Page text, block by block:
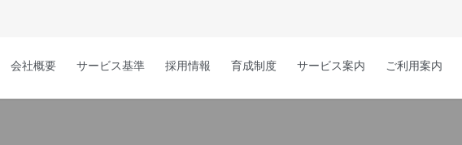
会社概要 サービス基準 採用情報 育成制度 サービス案内 ご利用案内